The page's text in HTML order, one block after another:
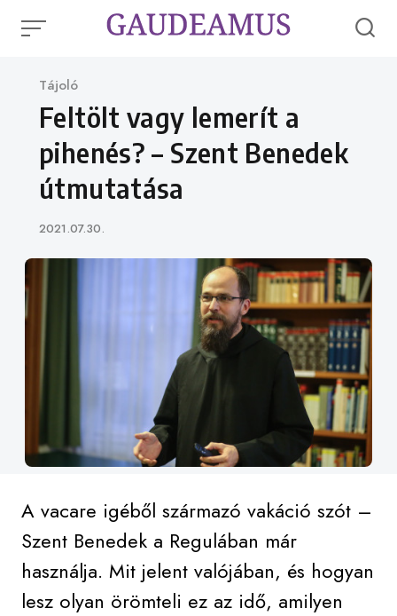
Category
Tájoló
Feltölt vagy lemerít a
pihenés? – Szent Benedek
útmutatása
Published
2021.07.30.
A vacare igéből származó vakáció szót –
Szent Benedek a Regulában már
használja. Mit jelent valójában, és hogyan
lesz olyan örömteli ez az idő, amilyen